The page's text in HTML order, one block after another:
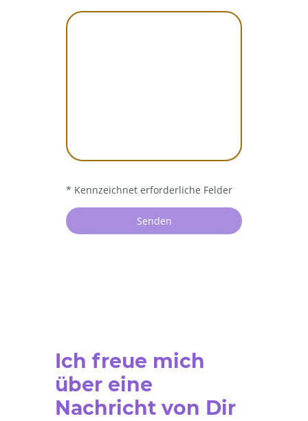
* Kennzeichnet erforderliche Felder
Senden
Ich freue mich
über eine
Nachricht von Dir